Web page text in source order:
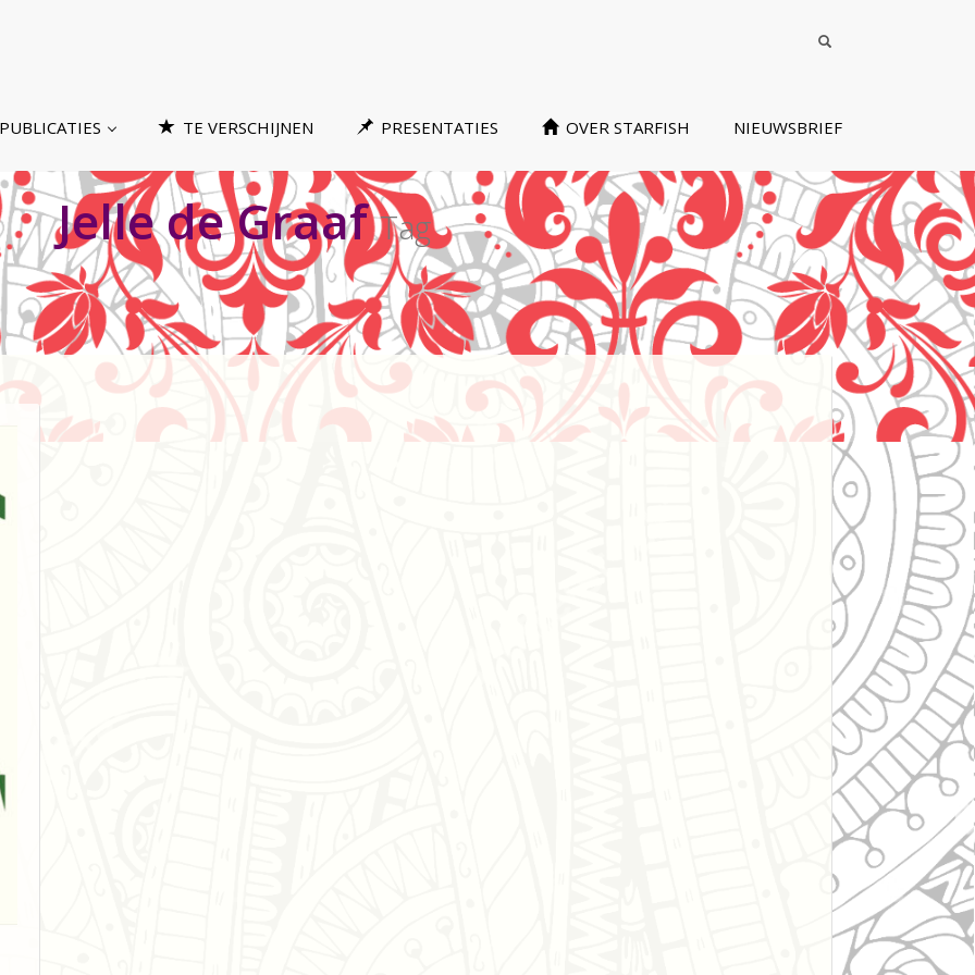
PUBLICATIES TE VERSCHIJNEN PRESENTATIES OVER STARFISH NIEUWSBRIEF
Jelle de GraafTag